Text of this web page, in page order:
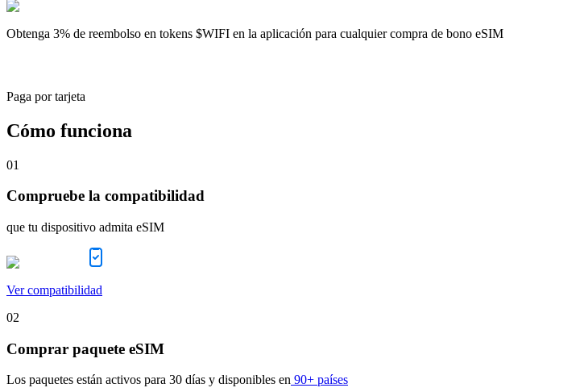
Obtenga 3% de reembolso en tokens $WIFI en la aplicación para cualquier compra de bono eSIM
Paga por tarjeta
Cómo funciona
01
Compruebe la compatibilidad
que tu dispositivo admita eSIM
Ver compatibilidad
02
Comprar paquete eSIM
Los paquetes están activos para 30 días y disponibles en 90+ países